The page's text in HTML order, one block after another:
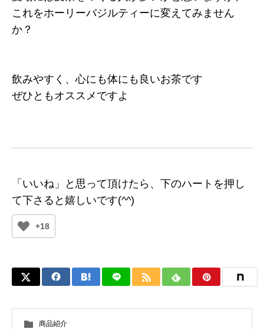
これをホーリーバジルティーに変えてみません
か？
飲みやすく、心にも体にも良いお茶です
ぜひともオススメですよ
「いいね」と思って頂けたら、下のハートを押し
て下さると嬉しいです(^^)
+18
商品紹介